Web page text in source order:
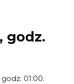
godz.
01:00.